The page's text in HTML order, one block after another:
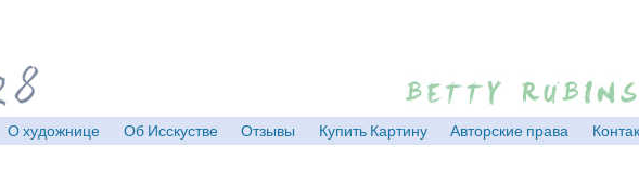
О художнице Об Исскустве Отзывы Купить Картину Авторские права